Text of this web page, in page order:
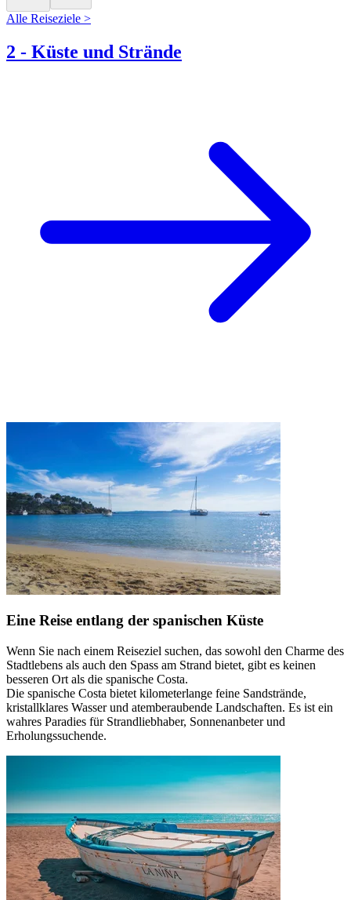
Alle Reiseziele >
2 - Küste und Strände
Eine Reise entlang der spanischen Küste
Wenn Sie nach einem Reiseziel suchen, das sowohl den Charme des
Stadtlebens als auch den Spass am Strand bietet, gibt es keinen
besseren Ort als die spanische Costa.
Die spanische Costa bietet kilometerlange feine Sandstrände,
kristallklares Wasser und atemberaubende Landschaften. Es ist ein
wahres Paradies für Strandliebhaber, Sonnenanbeter und
Erholungssuchende.